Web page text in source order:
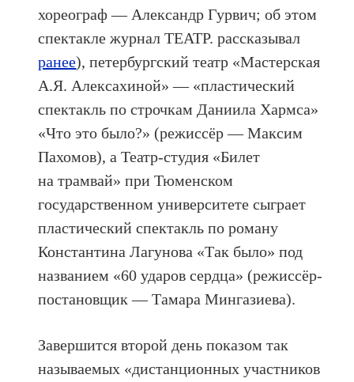
хореограф — Александр Гурвич; об этом
спектакле журнал ТЕАТР. рассказывал
ранее), петербургский театр «Мастерская
А.Я. Алексахиной» — «пластический
спектакль по строчкам Даниила Хармса»
«Что это было?» (режиссёр — Максим
Пахомов), а Театр-студия «Билет
на трамвай» при Тюменском
государственном университете сыграет
пластический спектакль по роману
Константина Лагунова «Так было» под
названием «60 ударов сердца» (режиссёр-
постановщик — Тамара Мингазиева).
Завершится второй день показом так
называемых «дистанционных участников